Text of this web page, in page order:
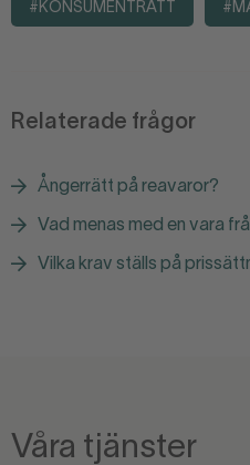
#KONSUMENTRÄTT
Relaterade frågor
Ångerrätt på reavaror?
Vad menas med en vara
Vilka krav ställs på
Våra tjänster